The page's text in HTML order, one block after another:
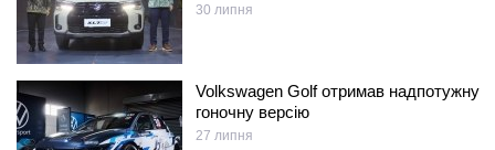
30 липня
Volkswagen Golf отримав надпотужну
гоночну версію
27 липня